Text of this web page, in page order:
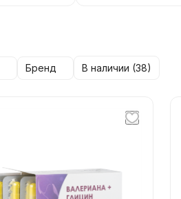
Бренд В наличии (38)